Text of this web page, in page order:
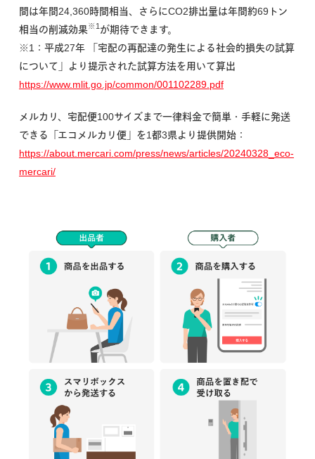
間は年間24,360時間相当、さらにCO2排出量は年間約69トン
相当の削減効果※1が期待できます。
※1：平成27年 「宅配の再配達の発生による社会的損失の試算
について」より提示された試算方法を用いて算出
https://www.mlit.go.jp/common/001102289.pdf
メルカリ、宅配便100サイズまで一律料金で簡単・手軽に発送
できる「エコメルカリ便」を1都3県より提供開始：
https://about.mercari.com/press/news/articles/20240328_eco-
mercari/